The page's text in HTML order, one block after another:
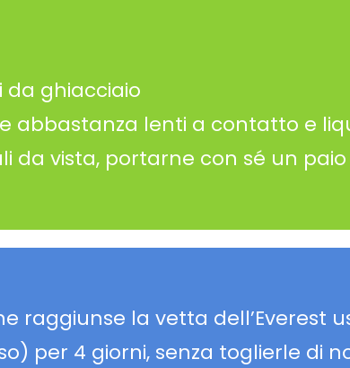
da ghiacciaio
abbastanza lenti a contatto e
da vista, portarne con sé un
raggiunse la vetta dell’Everest
per 4 giorni, senza toglierle di